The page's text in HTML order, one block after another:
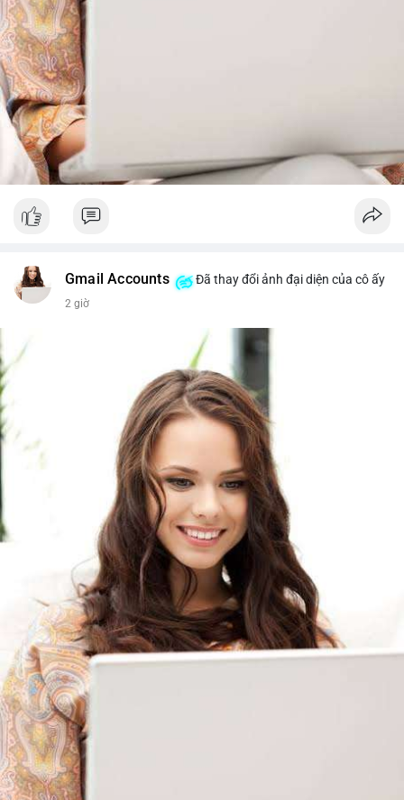
Gmail Accounts Đã thay đổi ảnh đại diện của cô ấy
2 giờ